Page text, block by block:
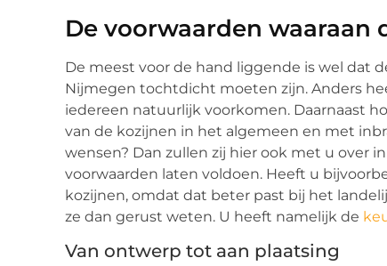
De voorwaarden
De meest voor de hand liggende is wel dat
Nijmegen tochtdicht moeten zijn. Anders
iedereen natuurlijk voorkomen. Daarnaast
van de kozijnen in het algemeen en met
wensen? Dan zullen zij hier ook met u over
voorwaarden laten voldoen. Heeft u
kozijnen, omdat dat beter past bij het
ze dan gerust weten. U heeft namelijk de
Van ontwerp tot aan plaatsing